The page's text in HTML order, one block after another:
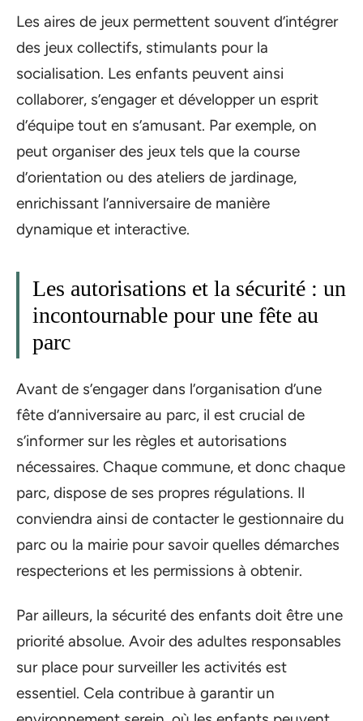
Les aires de jeux permettent souvent d’intégrer
des jeux collectifs, stimulants pour la
socialisation. Les enfants peuvent ainsi
collaborer, s’engager et développer un esprit
d’équipe tout en s’amusant. Par exemple, on
peut organiser des jeux tels que la course
d’orientation ou des ateliers de jardinage,
enrichissant l’anniversaire de manière
dynamique et interactive.
Les autorisations et la sécurité : un
incontournable pour une fête au
parc
Avant de s’engager dans l’organisation d’une
fête d’anniversaire au parc, il est crucial de
s’informer sur les règles et autorisations
nécessaires. Chaque commune, et donc chaque
parc, dispose de ses propres régulations. Il
conviendra ainsi de contacter le gestionnaire du
parc ou la mairie pour savoir quelles démarches
respecterions et les permissions à obtenir.
Par ailleurs, la sécurité des enfants doit être une
priorité absolue. Avoir des adultes responsables
sur place pour surveiller les activités est
essentiel. Cela contribue à garantir un